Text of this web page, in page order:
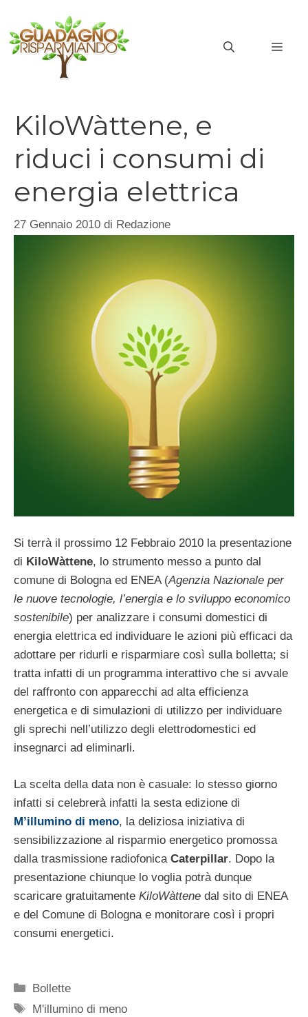
contenuto
KiloWàttene, e
riduci i consumi di
energia elettrica
27 Gennaio 2010 di Redazione
Si terrà il prossimo 12 Febbraio 2010 la presentazione
di KiloWàttene, lo strumento messo a punto dal
comune di Bologna ed ENEA (Agenzia Nazionale per
le nuove tecnologie, l’energia e lo sviluppo economico
sostenibile) per analizzare i consumi domestici di
energia elettrica ed individuare le azioni più efficaci da
adottare per ridurli e risparmiare così sulla bolletta; si
tratta infatti di un programma interattivo che si avvale
del raffronto con apparecchi ad alta efficienza
energetica e di simulazioni di utilizzo per individuare
gli sprechi nell’utilizzo degli elettrodomestici ed
insegnarci ad eliminarli.
La scelta della data non è casuale: lo stesso giorno
infatti si celebrerà infatti la sesta edizione di
M’illumino di meno, la deliziosa iniziativa di
sensibilizzazione al risparmio energetico promossa
dalla trasmissione radiofonica Caterpillar. Dopo la
presentazione chiunque lo voglia potrà dunque
scaricare gratuitamente KiloWàttene dal sito di ENEA
e del Comune di Bologna e monitorare così i propri
consumi energetici.
Categorie
Bollette
Tag
M'illumino di meno